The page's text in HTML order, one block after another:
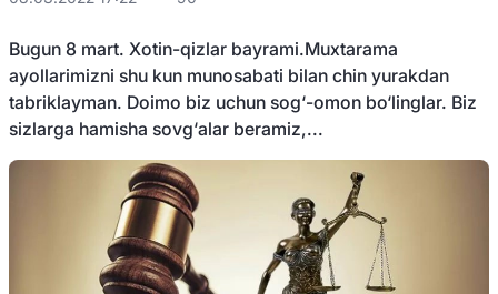
Bugun 8 mart. Xotin-qizlar bayrami.Muxtarama
ayollarimizni shu kun munosabati bilan chin yurakdan
tabriklayman. Doimo biz uchun sog‘-omon bo‘linglar. Biz
sizlarga hamisha sovg‘alar beramiz,...